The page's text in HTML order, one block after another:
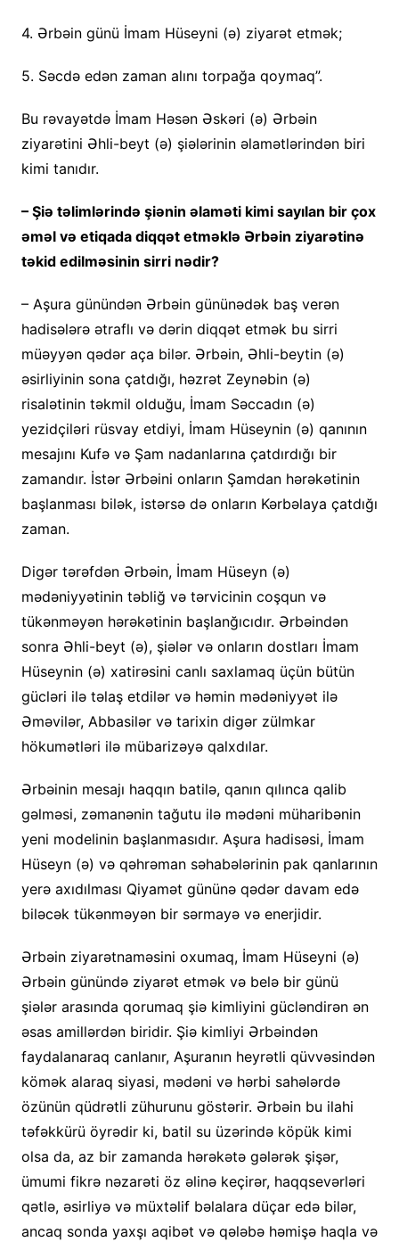
4. Ərbəin günü İmam Hüseyni (ə) ziyarət etmək;
5. Səcdə edən zaman alını torpağa qoymaq”.
Bu rəvayətdə İmam Həsən Əskəri (ə) Ərbəin
ziyarətini Əhli-beyt (ə) şiələrinin əlamətlərindən biri
kimi tanıdır.
– Şiə təlimlərində şiənin əlaməti kimi sayılan bir çox
əməl və etiqada diqqət etməklə Ərbəin ziyarətinə
təkid edilməsinin sirri nədir?
– Aşura günündən Ərbəin gününədək baş verən
hadisələrə ətraflı və dərin diqqət etmək bu sirri
müəyyən qədər aça bilər. Ərbəin, Əhli-beytin (ə)
əsirliyinin sona çatdığı, həzrət Zeynəbin (ə)
risalətinin təkmil olduğu, İmam Səccadın (ə)
yezidçiləri rüsvay etdiyi, İmam Hüseynin (ə) qanının
mesajını Kufə və Şam nadanlarına çatdırdığı bir
zamandır. İstər Ərbəini onların Şamdan hərəkətinin
başlanması bilək, istərsə də onların Kərbəlaya çatdığı
zaman.
Digər tərəfdən Ərbəin, İmam Hüseyn (ə)
mədəniyyətinin təbliğ və tərvicinin coşqun və
tükənməyən hərəkətinin başlanğıcıdır. Ərbəindən
sonra Əhli-beyt (ə), şiələr və onların dostları İmam
Hüseynin (ə) xatirəsini canlı saxlamaq üçün bütün
gücləri ilə təlaş etdilər və həmin mədəniyyət ilə
Əməvilər, Abbasilər və tarixin digər zülmkar
hökumətləri ilə mübarizəyə qalxdılar.
Ərbəinin mesajı haqqın batilə, qanın qılınca qalib
gəlməsi, zəmanənin tağutu ilə mədəni müharibənin
yeni modelinin başlanmasıdır. Aşura hadisəsi, İmam
Hüseyn (ə) və qəhrəman səhabələrinin pak qanlarının
yerə axıdılması Qiyamət gününə qədər davam edə
biləcək tükənməyən bir sərmayə və enerjidir.
Ərbəin ziyarətnaməsini oxumaq, İmam Hüseyni (ə)
Ərbəin günündə ziyarət etmək və belə bir günü
şiələr arasında qorumaq şiə kimliyini gücləndirən ən
əsas amillərdən biridir. Şiə kimliyi Ərbəindən
faydalanaraq canlanır, Aşuranın heyrətli qüvvəsindən
kömək alaraq siyasi, mədəni və hərbi sahələrdə
özünün qüdrətli zühurunu göstərir. Ərbəin bu ilahi
təfəkkürü öyrədir ki, batil su üzərində köpük kimi
olsa da, az bir zamanda hərəkətə gələrək şişər,
ümumi fikrə nəzarəti öz əlinə keçirər, haqqsevərləri
qətlə, əsirliyə və müxtəlif bəlalara düçar edə bilər,
ancaq sonda yaxşı aqibət və qələbə həmişə haqla və